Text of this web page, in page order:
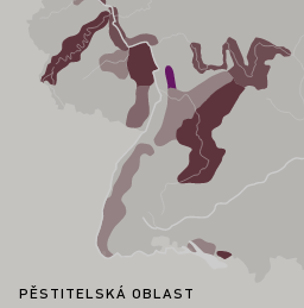
PĚSTITELSKÁ OBLAST